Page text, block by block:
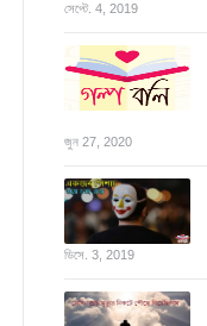
সেপ্টে. 4, 2019
জুন 27, 2020
ডিসে. 3, 2019